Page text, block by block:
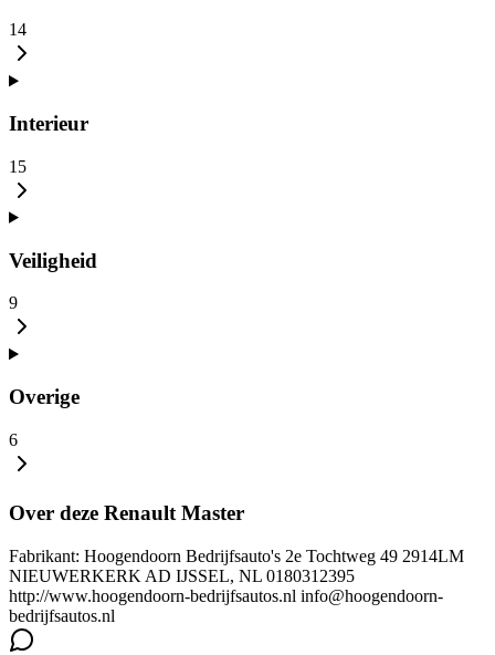
14
Interieur
15
Veiligheid
9
Overige
6
Over deze Renault Master
Fabrikant: Hoogendoorn Bedrijfsauto's 2e Tochtweg 49 2914LM
NIEUWERKERK AD IJSSEL, NL 0180312395
http://www.hoogendoorn-bedrijfsautos.nl info@hoogendoorn-
bedrijfsautos.nl